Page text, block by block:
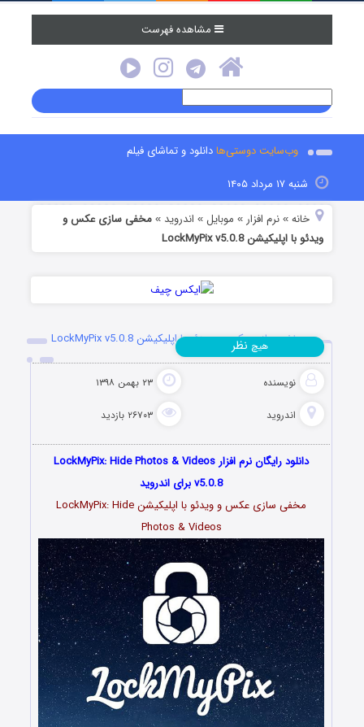
مشاهده فهرست
وب‌سایت دوستی‌هادانلود و تماشای فیلم
شنبه ۱۷ مرداد ۱۴۰۵
خانه »نرم افزار » موبایل » اندروید »مخفی سازی عکس و
ویدئو با اپلیکیشن LockMyPix v5.0.8
مخفی سازی عکس و ویدئو با اپلیکیشن LockMyPix v5.0.8
نویسنده ۲۳ بهمن ۱۳۹۸
اندروید ۲۶۷۰۳ بازدید
هیچ نظر
دانلود رایگان نرم افزار LockMyPix: Hide Photos & Videos
v5.0.8 برای اندروید
مخفی سازی عکس و ویدئو با اپلیکیشن LockMyPix: Hide
Photos & Videos